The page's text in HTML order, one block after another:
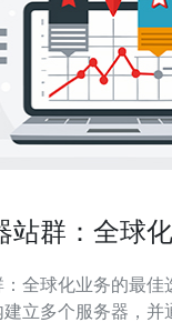
站群：全球
化业务的最佳选择 韩国服务
立多个服务器，并